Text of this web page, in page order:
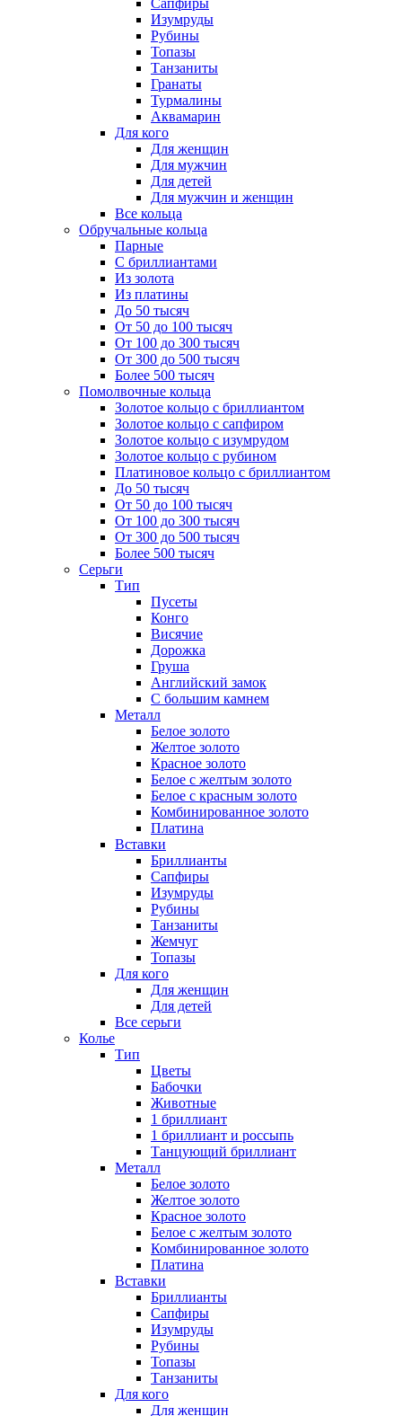
Сапфиры
Изумруды
Рубины
Топазы
Танзаниты
Гранаты
Турмалины
Аквамарин
Для кого
Для женщин
Для мужчин
Для детей
Для мужчин и женщин
Все кольца
Обручальные кольца
Парные
С бриллиантами
Из золота
Из платины
До 50 тысяч
От 50 до 100 тысяч
От 100 до 300 тысяч
От 300 до 500 тысяч
Более 500 тысяч
Помолвочные кольца
Золотое кольцо с бриллиантом
Золотое кольцо с сапфиром
Золотое кольцо с изумрудом
Золотое кольцо с рубином
Платиновое кольцо с бриллиантом
До 50 тысяч
От 50 до 100 тысяч
От 100 до 300 тысяч
От 300 до 500 тысяч
Более 500 тысяч
Серьги
Тип
Пусеты
Конго
Висячие
Дорожка
Груша
Английский замок
С большим камнем
Металл
Белое золото
Желтое золото
Красное золото
Белое с желтым золото
Белое с красным золото
Комбинированное золото
Платина
Вставки
Бриллианты
Сапфиры
Изумруды
Рубины
Танзаниты
Жемчуг
Топазы
Для кого
Для женщин
Для детей
Все серьги
Колье
Тип
Цветы
Бабочки
Животные
1 бриллиант
1 бриллиант и россыпь
Танцующий бриллиант
Металл
Белое золото
Желтое золото
Красное золото
Белое с желтым золото
Комбинированное золото
Платина
Вставки
Бриллианты
Сапфиры
Изумруды
Рубины
Топазы
Танзаниты
Для кого
Для женщин